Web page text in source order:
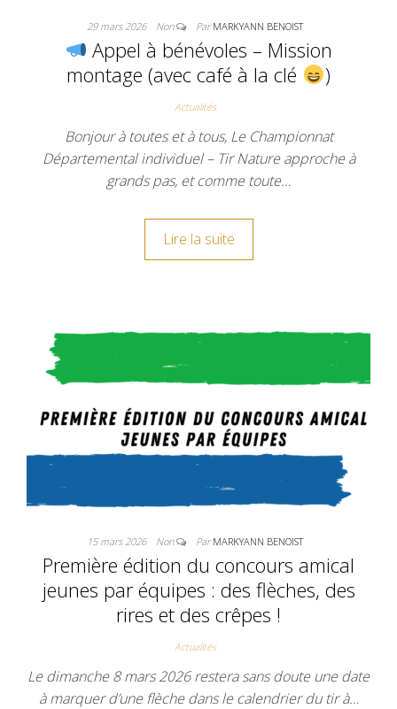
29 mars 2026 Non ParMARKYANN BENOIST
Appel à bénévoles – Mission
montage (avec café à la clé
)
Actualités
Bonjour à toutes et à tous, Le Championnat
Départemental individuel – Tir Nature approche à
grands pas, et comme toute…
Lire la suite
15 mars 2026 Non ParMARKYANN BENOIST
Première édition du concours amical
jeunes par équipes : des flèches, des
rires et des crêpes !
Actualités
Le dimanche 8 mars 2026 restera sans doute une date
à marquer d’une flèche dans le calendrier du tir à…